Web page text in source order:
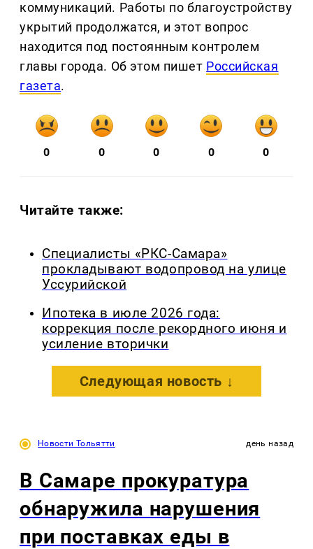
коммуникаций. Работы по благоустройству
укрытий продолжатся, и этот вопрос
находится под постоянным контролем
главы города. Об этом пишет Российская
газета.
0 0 0 0 0
Читайте также:
Специалисты «РКС-Самара»
прокладывают водопровод на улице
Уссурийской
Ипотека в июле 2026 года:
коррекция после рекордного июня и
усиление вторички
Следующая новость ↓
Новости Тольятти день назад
В Самаре прокуратура
обнаружила нарушения
при поставках еды в